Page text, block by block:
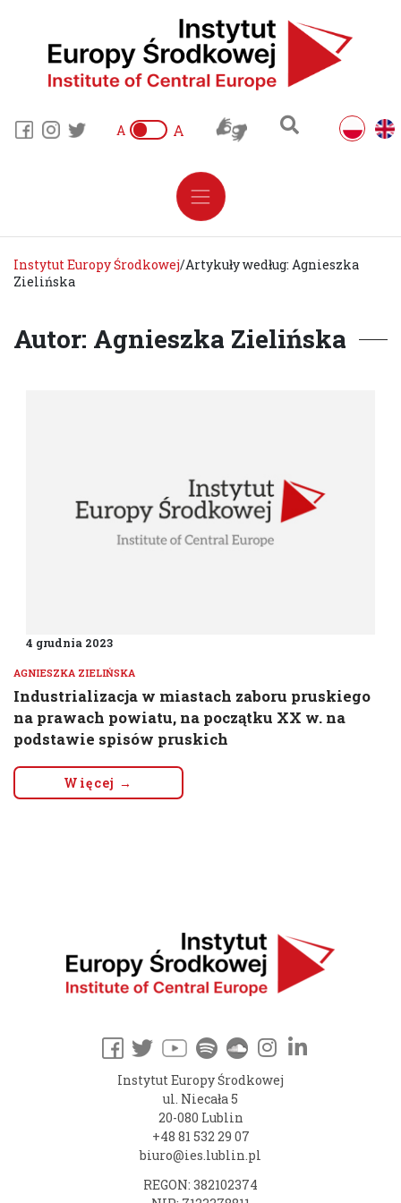
A A
Instytut Europy Środkowej/Artykuły według: Agnieszka
Zielińska
Autor: Agnieszka Zielińska
4 grudnia 2023
AGNIESZKA ZIELIŃSKA
Industrializacja w miastach zaboru pruskiego
na prawach powiatu, na początku XX w. na
podstawie spisów pruskich
Więcej →
Instytut Europy Środkowej
ul. Niecała 5
20-080 Lublin
+48 81 532 29 07
biuro@ies.lublin.pl
REGON: 382102374